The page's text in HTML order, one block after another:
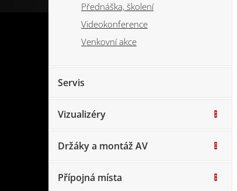
Přednáška, školení
Videokonference
Venkovní akce
Servis
Vizualizéry
Držáky a montáž AV
Přípojná místa